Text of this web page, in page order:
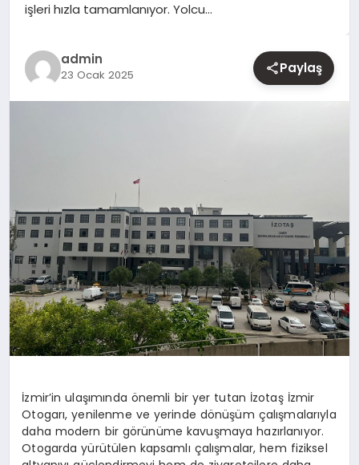
işleri hızla tamamlanıyor. Yolcu…
admin
23 Ocak 2025 Paylaş
İzmir’in ulaşımında önemli bir yer tutan İzotaş İzmir
Otogarı, yenilenme ve yerinde dönüşüm çalışmalarıyla
daha modern bir görünüme kavuşmaya hazırlanıyor.
Otogarda yürütülen kapsamlı çalışmalar, hem fiziksel